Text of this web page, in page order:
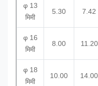
φ 13
मिमी
5.30 7.42
φ 16
मिमी
8.00 11.20
φ 18
मिमी
10.00 14.00